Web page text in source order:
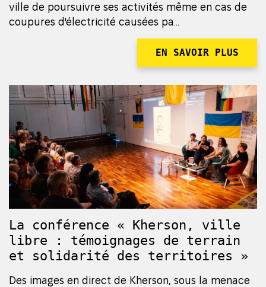
ville de poursuivre ses activités même en cas de
coupures d'électricité causées pa...
EN SAVOIR PLUS
La conférence « Kherson, ville
libre : témoignages de terrain
et solidarité des territoires »
Des images en direct de Kherson, sous la menace